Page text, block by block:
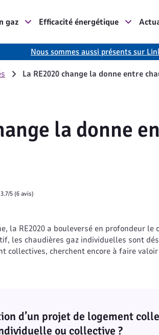
gaz Efficacité énergétique
Nous sommes aussi présents sur
La RE2020 change la donne entre
la donne
3.7/5 (6 avis)
la RE2020 a bouleversé en profondeur
les chaudières gaz individuelles sont
collectives, cherchent encore à faire
d’un projet de logement
ou collective ?